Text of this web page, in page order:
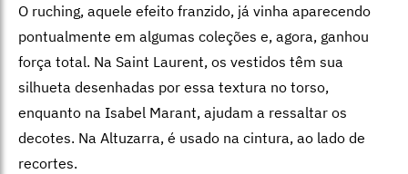
O ruching, aquele efeito franzido, já vinha aparecendo
pontualmente em algumas coleções e, agora, ganhou
força total. Na Saint Laurent, os vestidos têm sua
silhueta desenhadas por essa textura no torso,
enquanto na Isabel Marant, ajudam a ressaltar os
decotes. Na Altuzarra, é usado na cintura, ao lado de
recortes.